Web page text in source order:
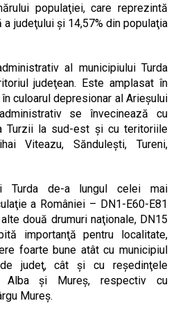
populaţiei, care reprezintă
judeţului şi 14,57% din populaţia
al municipiului Turda
judeţean. Este amplasat în
culoarul depresionar al Arieşului
se învecinează cu
Turzii la sud-est şi cu teritoriile
Viteazu, Sănduleşti, Tureni,
Turda de-a lungul celei mai
a României – DN1-E60-E81
două drumuri naţionale, DN15
importanţă pentru localitate,
foarte bune atât cu municipiul
de judeţ, cât şi cu reşedinţele
Alba şi Mureş, respectiv cu
Mureş.